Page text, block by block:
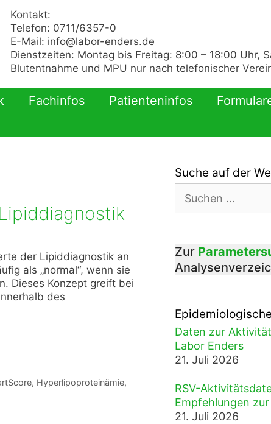
Kontakt:
Telefon: 0711/6357-0
E-Mail: info@labor-enders.de
Dienstzeiten: Montag bis Freitag: 8:00 – 18:00 Uhr,
Blutentnahme und MPU nur nach telefonischer
Fachinfos Patienteninfos
der Lipiddiagnostik an
als „normal“, wenn sie
Dieses Konzept greift bei
des
, Hyperlipoproteinämie,
Suche auf der
nach:
Zur
Daten zur
Labor Enders
21. Juli 2026
RSV-
Empfehlungen
21. Juli 2026